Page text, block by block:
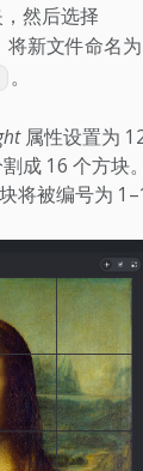
然后选择
将新文件命名为
。
属性设置为
成 16 个方块
将被编号为